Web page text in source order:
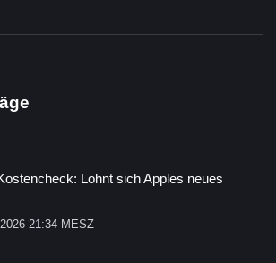
Lohnt sich Apples neues
21:34 MESZ